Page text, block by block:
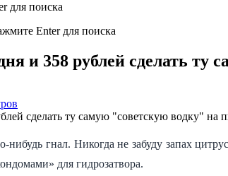
для поиска
Enter для поиска
и 358 рублей сделать
нибудь гнал. Никогда не забуду запах
для гидрозатвора.